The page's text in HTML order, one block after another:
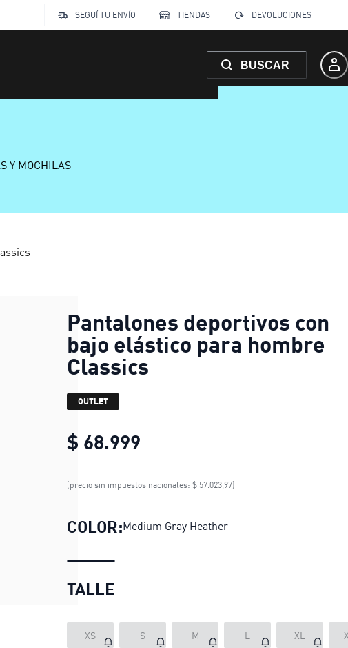
SEGUÍ TU ENVÍO
TIENDAS DEVOLUCIONES
BUSCAR
Y MOCHILAS
Pantalones deportivos con
bajo elástico para hombre
Classics
OUTLET
$ 68.999
Pantalones deportivos con
(precio sin impuestos nacionales: $ 57.023,97)
COLOR:Medium Gray Heather
TALLE
XS S M L XL